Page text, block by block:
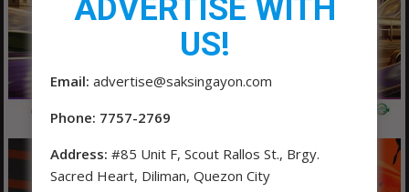
ADVERTISE WITH
US!
Email: advertise@saksingayon.com
Phone: 7757-2769
Address: #85 Unit F, Scout Rallos St., Brgy.
Sacred Heart, Diliman, Quezon City